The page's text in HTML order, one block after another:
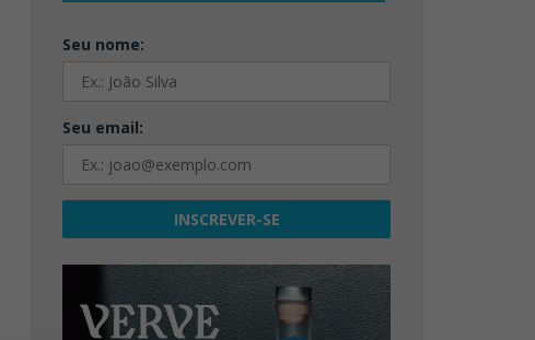
Seu nome:
Seu email: